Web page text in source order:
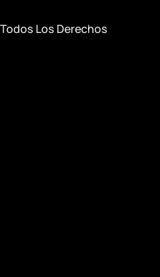
Los Derechos